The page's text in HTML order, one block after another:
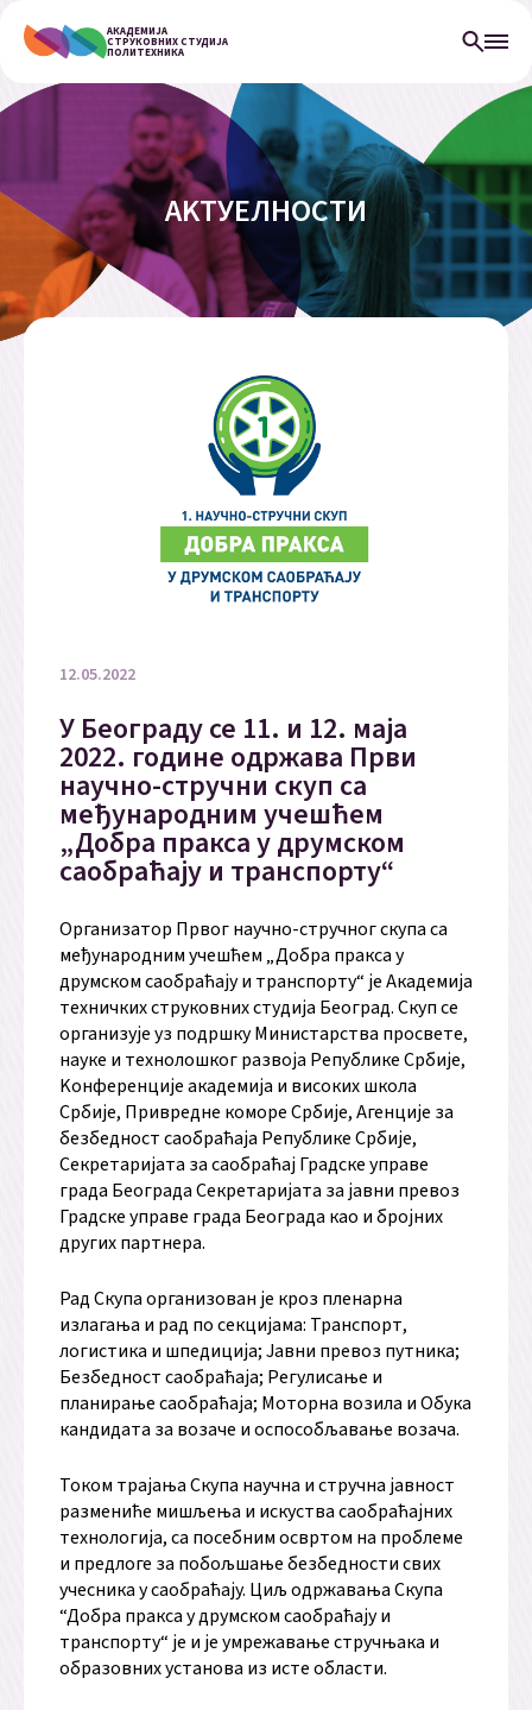
АКАДЕМИЈА
СТРУКОВНИХ СТУДИЈА
ПОЛИТЕХНИКА
АKТУЕЛНОСТИ
12.05.2022
У Београду се 11. и 12. маја
2022. године одржава Први
научно-стручни скуп са
међународним учешћем
„Добра пракса у друмском
саобраћају и транспорту“
Организатор Првог научно-стручног скупа са
међународним учешћем „Добра пракса у
друмском саобраћају и транспорту“ је Академија
техничких струковних студија Београд. Скуп се
организује уз подршку Министарства просвете,
науке и технолошког развоја Републике Србије,
Kонференције академија и високих школа
Србије, Привредне коморе Србије, Агенције за
безбедност саобраћаја Републике Србије,
Секретаријата за саобраћај Градске управе
града Београда Секретаријата за јавни превоз
Градске управе града Београда као и бројних
других партнера.
Рад Скупа организован је кроз пленарна
излагања и рад по секцијама: Транспорт,
логистика и шпедиција; Јавни превоз путника;
Безбедност саобраћаја; Регулисање и
планирање саобраћаја; Моторна возила и Обука
кандидата за возаче и оспособљавање возача.
Током трајања Скупа научна и стручна јавност
размениће мишљења и искуства саобраћајних
технологија, са посебним освртом на проблеме
и предлоге за побољшање безбедности свих
учесника у саобраћају. Циљ одржавања Скупа
“Добра пракса у друмском саобраћају и
транспорту“ је и је умрежавање стручњака и
образовних установа из исте области.